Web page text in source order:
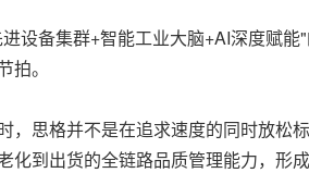
设备集群+智能工业大脑+AI深度赋
拍。
，思格并不是在追求速度的同时放松
化到出货的全链路品质管理能力，形